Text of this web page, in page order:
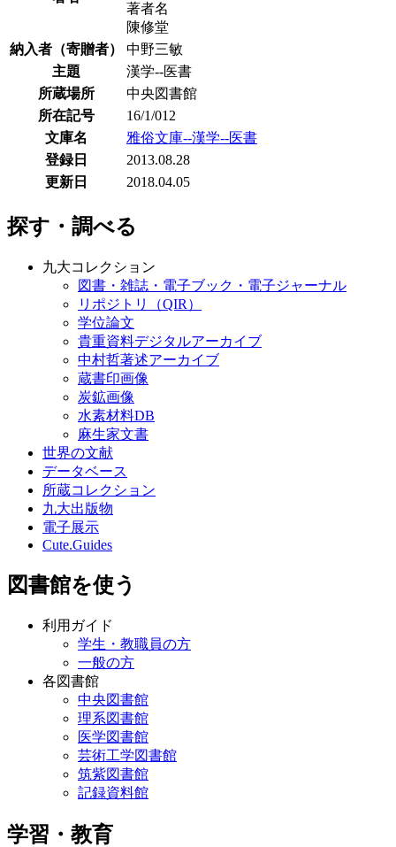
著者名
陳修堂
納入者（寄贈者）
中野三敏
主題
漢学--医書
所蔵場所
中央図書館
所在記号
16/1/012
文庫名
雅俗文庫--漢学--医書
登録日
2013.08.28
更新日
2018.04.05
探す・調べる
九大コレクション
図書・雑誌・電子ブック・電子ジャーナル
リポジトリ（QIR）
学位論文
貴重資料デジタルアーカイブ
中村哲著述アーカイブ
蔵書印画像
炭鉱画像
水素材料DB
麻生家文書
世界の文献
データベース
所蔵コレクション
九大出版物
電子展示
Cute.Guides
図書館を使う
利用ガイド
学生・教職員の方
一般の方
各図書館
中央図書館
理系図書館
医学図書館
芸術工学図書館
筑紫図書館
記録資料館
学習・教育